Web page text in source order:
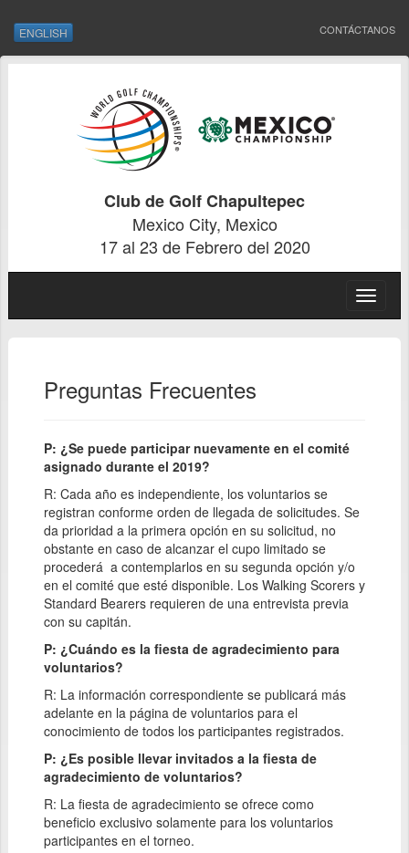
ENGLISH CONTÁCTANOS
Club de Golf Chapultepec
Mexico City, Mexico
17 al 23 de Febrero del 2020
Toggle
Preguntas Frecuentes
P: ¿Se puede participar nuevamente en el comité
asignado durante el 2019?
R: Cada año es independiente, los voluntarios se
registran conforme orden de llegada de solicitudes. Se
da prioridad a la primera opción en su solicitud, no
obstante en caso de alcanzar el cupo limitado se
procederá a contemplarlos en su segunda opción y/o
en el comité que esté disponible. Los Walking Scorers y
Standard Bearers requieren de una entrevista previa
con su capitán.
P: ¿Cuándo es la fiesta de agradecimiento para
voluntarios?
R: La información correspondiente se publicará más
adelante en la página de voluntarios para el
conocimiento de todos los participantes registrados.
P: ¿Es posible llevar invitados a la fiesta de
agradecimiento de voluntarios?
R: La fiesta de agradecimiento se ofrece como
beneficio exclusivo solamente para los voluntarios
participantes en el torneo.